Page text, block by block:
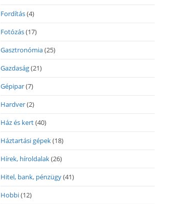
Fordítás(4)
Fotózás(17)
Gasztronómia(25)
Gazdaság(21)
Gépipar(7)
Hardver(2)
Ház és kert(40)
Háztartási gépek(18)
Hírek, híroldalak(26)
Hitel, bank, pénzügy(41)
Hobbi(12)